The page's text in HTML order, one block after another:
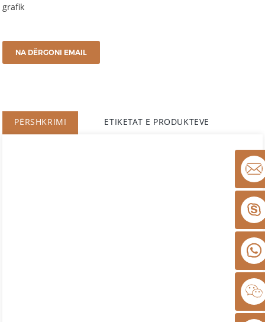
grafik
NA DËRGONI EMAIL
PËRSHKRIMI ETIKETAT E PRODUKTEVE